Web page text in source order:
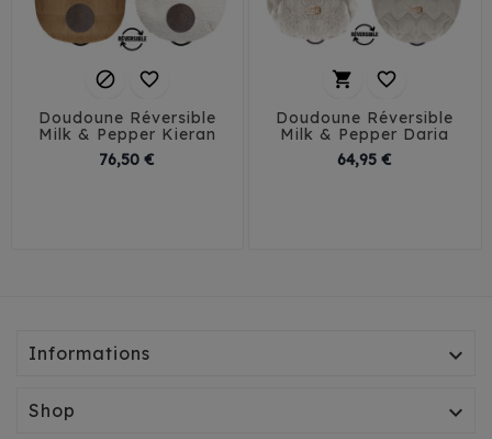
 
Doudoune Réversible
Milk & Pepper Kieran
76,50 €
 
Doudoune Réversible
Milk & Pepper Daria
64,95 €
Informations 
Shop 